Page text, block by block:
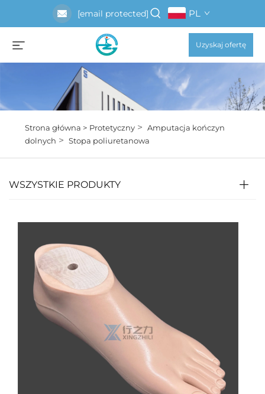
[email protected] PL
Uzyskaj ofertę
Strona główna > Protetyczny> Amputacja kończyn
dolnych > Stopa poliuretanowa
WSZYSTKIE PRODUKTY